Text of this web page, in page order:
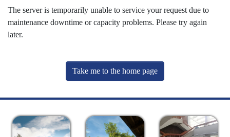
The server is temporarily unable to service your request due to
maintenance downtime or capacity problems. Please try again
later.
Take me to the home page